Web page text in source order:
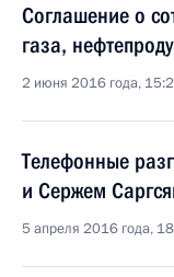
Соглашение о
газа,
2 июня 2016 года,
Телефонные
и Сержем
5 апреля 2016 года,